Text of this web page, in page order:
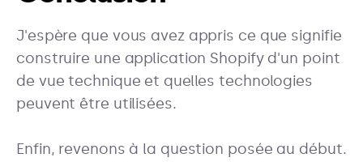
J'espère que vous avez appris ce que signifie
construire une application Shopify d'un point
de vue technique et quelles technologies
peuvent être utilisées.
Enfin, revenons à la question posée au début.